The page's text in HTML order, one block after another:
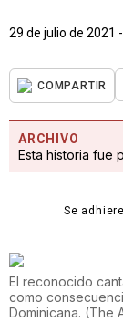
29 de julio de 2021
COMPARTIR
ARCHIVO
Esta historia fue
Se
El reconocido
como
Dominicana. (The